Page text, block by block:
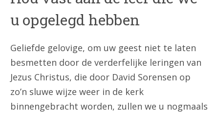
u opgelegd hebben
Geliefde gelovige, om uw geest niet te laten
besmetten door de verderfelijke leringen van
Jezus Christus, die door David Sorensen op
zo’n sluwe wijze weer in de kerk
binnengebracht worden, zullen we u nogmaals